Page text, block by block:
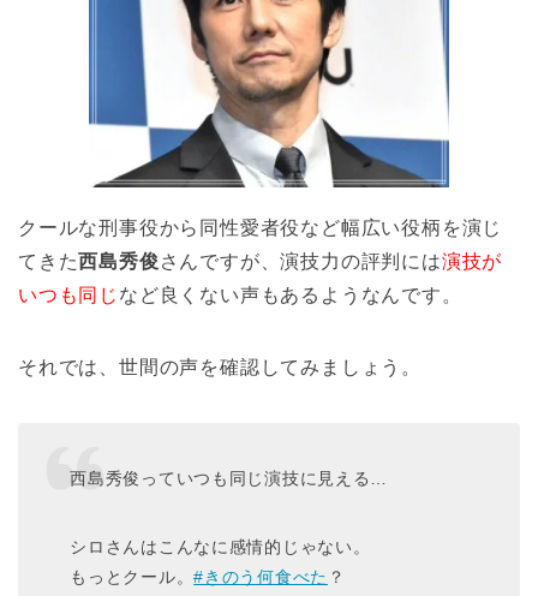
クールな刑事役から同性愛者役など幅広い役柄を演じ
てきた西島秀俊 さんですが、演技力の評判には演技が
いつも同じ など良くない声もあるようなんです。
それでは、世間の声を確認してみましょう。
西島秀俊っていつも同じ演技に見える…
シロさんはこんなに感情的じゃない。
もっとクール。#きのう何食べた ？